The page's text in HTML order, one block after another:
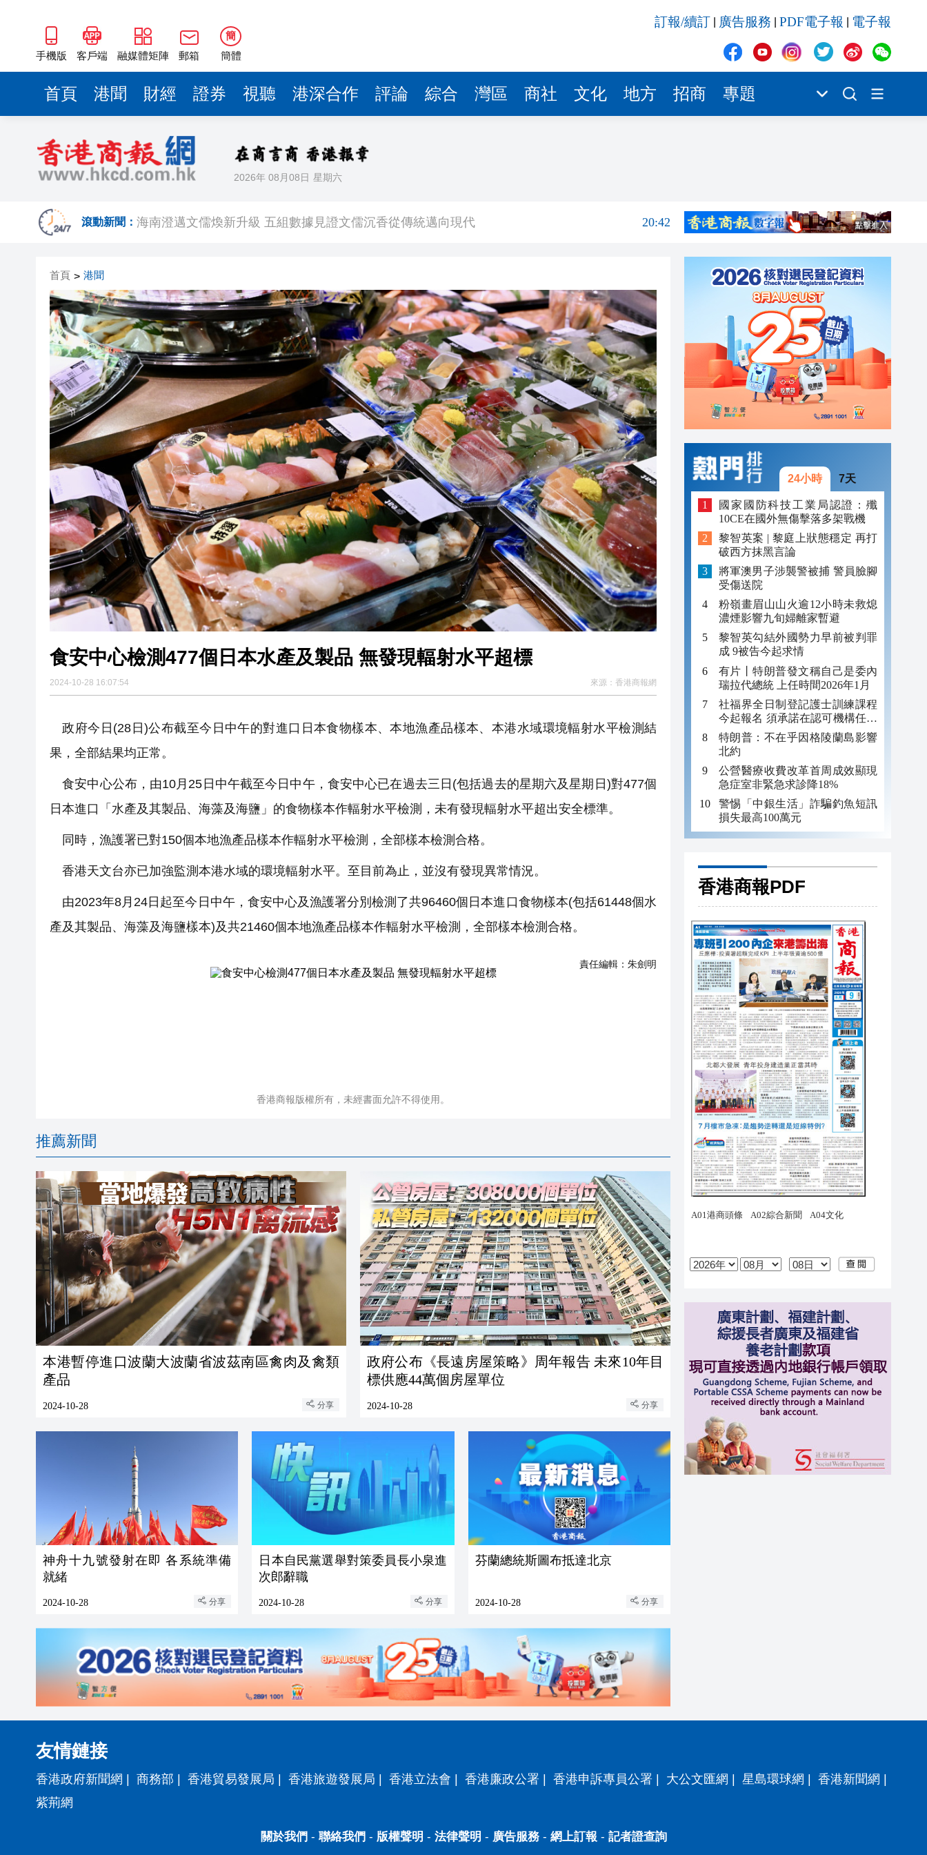
手機版 客戶端 融媒體矩陣 郵箱
簡
簡體
訂報/續訂 廣告服務 PDF電子報 電子報
首頁 港聞 財經 證券 視聽 港深合作 評論 綜合 灣區 商社 文化 地方 招商 專題
2026年 08月08日 星期六
滾動新聞：
梁振英率港區全國政協委員考察團來瓊考察
20:42
2025年海南儋州以舊換新帶動消費約18億元
山東26戶省屬國企去年合計營收2.58萬億 利潤總額近936億
20:40
閩粵贛三地漢樂藝術家齊聚深圳，共奏客家文化傳承新篇章
黎智英案｜吳良好：依法公正處理黎智英求情 罪證如山豈能妄想輕判
海南澄邁文儒煥新升級 五組數據見證文儒沉香從傳統邁向現代
20:42
山東26戶省屬國企去年合計營收2.58萬億 利潤總額近936億
20:40
瀋陽鐵西校園閱讀活動解鎖閱讀新玩法
20:39
閩粵贛三地漢樂藝術家齊聚深圳，共奏客家文化傳承新篇章
20:34
黎智英案｜吳良好：依法公正處理黎智英求情 罪證如山豈能妄想輕判
21:08
50餘位頂尖專家共話時代命題
20:55
海南澄邁文儒煥新升級 五組數據見證文儒沉香從傳統邁向現代
20:42
梁振英率港區全國政協委員考察團來瓊考察
20:42
2025年海南儋州以舊換新帶動消費約18億元
20:41
山東26戶省屬國企去年合計營收2.58萬億 利潤總額近936億
20:40
瀋陽鐵西校園閱讀活動解鎖閱讀新玩法
20:39
閩粵贛三地漢樂藝術家齊聚深圳，共奏客家文化傳承新篇章
20:34
首頁 > 港聞
食安中心檢測477個日本水產及製品 無發現輻射水平超標
2024-10-28 16:07:54 來源： 香港商報網
政府今日(28日)公布截至今日中午的對進口日本食物樣本、本地漁產品樣本、本港水域環境輻射水平檢測結
果，全部結果均正常。
食安中心公布，由10月25日中午截至今日中午，食安中心已在過去三日(包括過去的星期六及星期日)對477個
日本進口「水產及其製品、海藻及海鹽」的食物樣本作輻射水平檢測，未有發現輻射水平超出安全標準。
同時，漁護署已對150個本地漁產品樣本作輻射水平檢測，全部樣本檢測合格。
香港天文台亦已加強監測本港水域的環境輻射水平。至目前為止，並沒有發現異常情況。
由2023年8月24日起至今日中午，食安中心及漁護署分別檢測了共96460個日本進口食物樣本(包括61448個水
產及其製品、海藻及海鹽樣本)及共21460個本地漁產品樣本作輻射水平檢測，全部樣本檢測合格。
責任編輯： 朱劍明
香港商報版權所有，未經書面允許不得使用。
推薦新聞
本港暫停進口波蘭大波蘭省波茲南區禽肉及禽類
產品
2024-10-28 分享
政府公布《長遠房屋策略》周年報告 未來10年目
標供應44萬個房屋單位
2024-10-28 分享
神舟十九號發射在即 各系統準備
就緒
2024-10-28 分享
日本自民黨選舉對策委員長小泉進
次郎辭職
2024-10-28 分享
芬蘭總統斯圖布抵達北京
2024-10-28 分享
24小時 7天
國家國防科技工業局認證：殲
10CE在國外無傷擊落多架戰機
黎智英案 | 黎庭上狀態穩定 再打
破西方抹黑言論
將軍澳男子涉襲警被捕 警員臉腳
受傷送院
粉嶺畫眉山山火逾12小時未救熄
濃煙影響九旬婦離家暫避
黎智英勾結外國勢力早前被判罪
成 9被告今起求情
有片丨特朗普發文稱自己是委內
瑞拉代總統 上任時間2026年1月
社福界全日制登記護士訓練課程
今起報名 須承諾在認可機構任職
至少三年
特朗普：不在乎因格陵蘭島影響
北約
公營醫療收費改革首周成效顯現
急症室非緊急求診降18%
警惕「中銀生活」詐騙釣魚短訊
損失最高100萬元
香港商報PDF
友情鏈接
香港政府新聞網 商務部 香港貿易發展局 香港旅遊發展局 香港立法會 香港廉政公署 香港申訴專員公署 大公文匯網 星島環球網 香港新聞網
紫荊網
關於我們 - 聯絡我們 - 版權聲明 - 法律聲明 - 廣告服務- 網上訂報 - 記者證查詢